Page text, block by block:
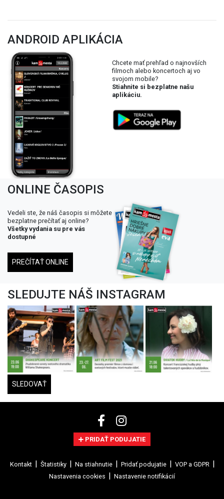
ANDROID APLIKÁCIA
Chcete mať prehľad o najnovších
filmoch alebo koncertoch aj vo
svojom mobile?
Stiahnite si bezplatne našu
aplikáciu.
ONLINE ČASOPIS
Vedeli ste, že náš časopis si môžete
bezplatne prečítať aj online?
Všetky vydania su pre vás
dostupné
PREČÍTAŤ ONLINE
SLEDUJTE NÁŠ INSTAGRAM
SLEDOVAŤ
PRIDAŤ PODUJATIE
Kontakt Štatistiky Na stiahnutie Pridať podujatie
VOP a GDPR
Nastavenia cookies
Nastavenie notifikácií